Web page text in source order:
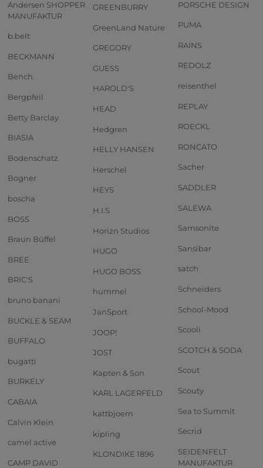
Andersen SHOPPER
MANUFAKTUR
b.belt
BECKMANN
Bench.
Bergpfeil
Betty Barclay
BIASIA
Bodenschatz
Bogner
boscha
BOSS
Braun Büffel
BREE
BRIC'S
bruno banani
BUCKLE & SEAM
BUFFALO
bugatti
BURKELY
CABAIA
Calvin Klein
camel active
CAMP DAVID
GREENBURRY
GreenLand Nature
GREGORY
GUESS
HAROLD'S
HEAD
Hedgren
HELLY HANSEN
Herschel
HEYS
H.I.S
Horizn Studios
HUGO
HUGO BOSS
hummel
JanSport
JOOP!
JOST
Kapten & Son
KARL LAGERFELD
kattbjoern
kipling
KLONDIKE 1896
PORSCHE DESIGN
PUMA
RAINS
REDOLZ
reisenthel
REPLAY
ROECKL
RONCATO
Sacher
SADDLER
SALEWA
Samsonite
Sansibar
satch
Schneiders
School-Mood
Scooli
SCOTCH & SODA
Scout
Scouty
Sea to Summit
Secrid
SEIDENFELT
MANUFAKTUR